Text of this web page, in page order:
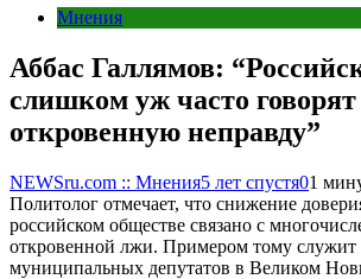
Мнения
Аббас Галлямов:
слишком уж часто говорят
откровенную неправду”
NEWSru.com :: Мнения5 лет спустя01
Политолог отмечает, что снижение
российском обществе связано с
откровенной лжи. Примером тому служит
муниципальных депутатов в Великом